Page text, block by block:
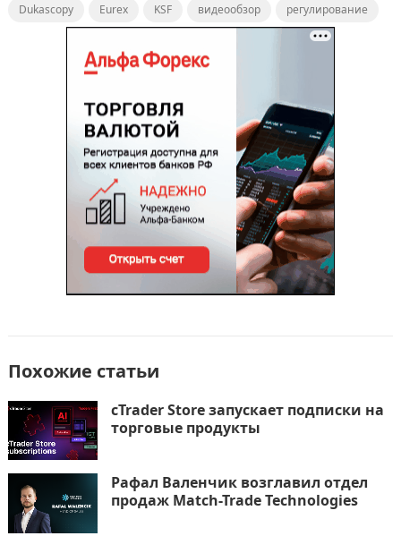
c st
o
d
o
n
ai
l
п
р
а
в
и
т
ь
Dukascopy Eurex KSF видеообзор регулирование
Похожие статьи
cTrader Store запускает подписки на
торговые продукты
Рафал Валенчик возглавил отдел
продаж Match-Trade Technologies